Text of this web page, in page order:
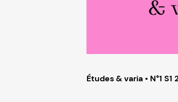
Études & varia • N°1 S1